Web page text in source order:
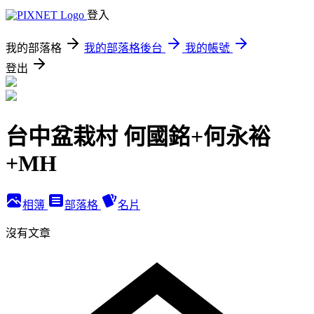
登入
我的部落格 我的部落格後台
我的帳號
登出
台中盆栽村 何國銘+何永裕
+MH
相簿 部落格 名片
沒有文章